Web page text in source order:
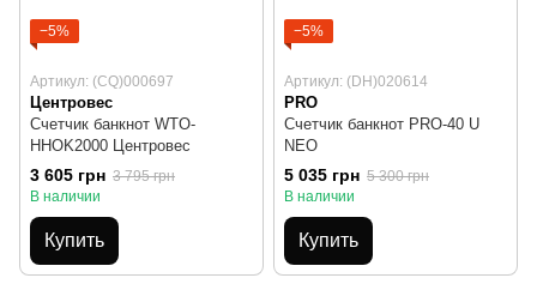
−5%
Артикул: (CQ)000697
Центровес
Счетчик банкнот WTO-
HHOK2000 Центровес
3 605 грн 3 795 грн
В наличии
Купить
−5%
Артикул: (DH)020614
PRO
Счетчик банкнот PRO-40 U
NEO
5 035 грн 5 300 грн
В наличии
Купить